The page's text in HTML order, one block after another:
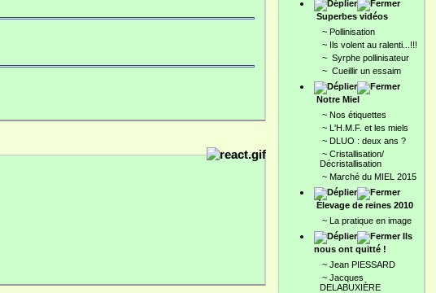
Superbes vidéos
~ Pollinisation
~ Ils volent au ralenti...!!!
~ Syrphe pollinisateur
~ Cueillir un essaim
Notre Miel
~ Nos étiquettes
~ L'H.M.F. et les miels
~ DLUO : deux ans ?
~ Cristallisation/
Décristallisation
~ Marché du MIEL 2015
Élevage de reines 2010
~ La pratique en image
Ils
nous ont quitté !
~ Jean PIESSARD
~ Jacques
DELABUXIÈRE